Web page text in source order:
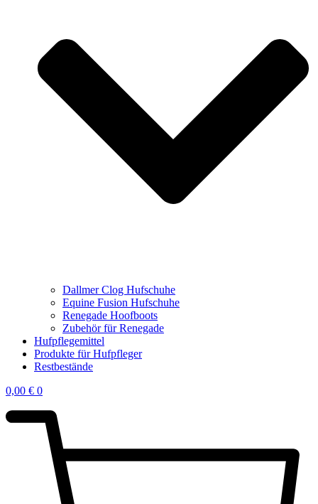
Dallmer Clog Hufschuhe
Equine Fusion Hufschuhe
Renegade Hoofboots
Zubehör für Renegade
Hufpflegemittel
Produkte für Hufpfleger
Restbestände
0,00 € 0